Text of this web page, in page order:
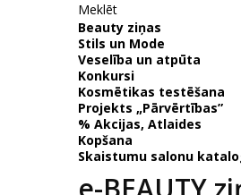
Meklēt
Beauty ziņas
Stils un Mode
Veselība un atpūta
Konkursi
Kosmētikas testēšana
Projekts „Pārvērtības”
% Akcijas, Atlaides
Kopšana
Skaistumu salonu